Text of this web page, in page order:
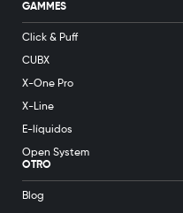
GAMMES
Click & Puff
CUBX
X-One Pro
X-Line
E-líquidos
Open System
OTRO
Blog